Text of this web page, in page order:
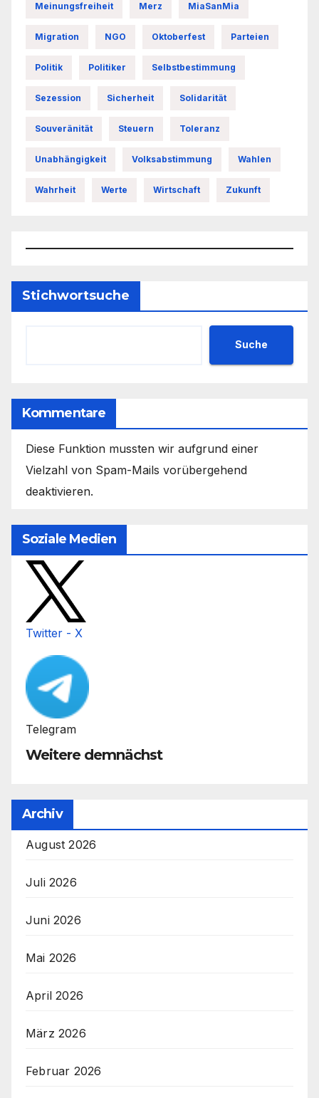
Meinungsfreiheit Merz MiaSanMia
Migration NGO Oktoberfest Parteien
Politik Politiker Selbstbestimmung
Sezession Sicherheit Solidarität
Souveränität Steuern Toleranz
Unabhängigkeit Volksabstimmung Wahlen
Wahrheit Werte Wirtschaft Zukunft
Stichwortsuche
Suche
Kommentare
Diese Funktion mussten wir aufgrund einer
Vielzahl von Spam-Mails vorübergehend
deaktivieren.
Soziale Medien
Twitter - X
Telegram
Weitere demnächst
Archiv
August 2026
Juli 2026
Juni 2026
Mai 2026
April 2026
März 2026
Februar 2026